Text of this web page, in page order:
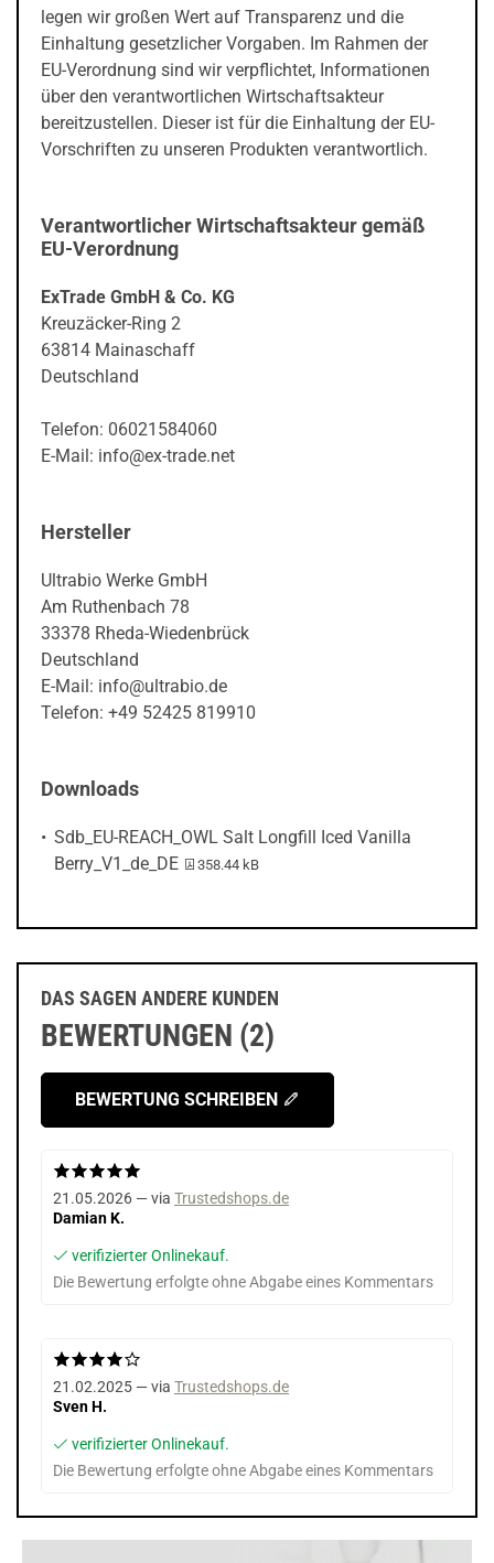
legen wir großen Wert auf Transparenz und die
Einhaltung gesetzlicher Vorgaben. Im Rahmen der
EU-Verordnung sind wir verpflichtet, Informationen
über den verantwortlichen Wirtschaftsakteur
bereitzustellen. Dieser ist für die Einhaltung der EU-
Vorschriften zu unseren Produkten verantwortlich.
Verantwortlicher Wirtschaftsakteur gemäß
EU-Verordnung
ExTrade GmbH & Co. KG
Kreuzäcker-Ring 2
63814 Mainaschaff
Deutschland
Telefon: 06021584060
E-Mail: info@ex-trade.net
Hersteller
Ultrabio Werke GmbH
Am Ruthenbach 78
33378 Rheda-Wiedenbrück
Deutschland
E-Mail: info@ultrabio.de
Telefon: +49 52425 819910
Downloads
Sdb_EU-REACH_OWL Salt Longfill Iced Vanilla
Berry_V1_de_DE
PDF-Datei:
358.44 kB
DAS SAGEN ANDERE KUNDEN
BEWERTUNGEN (2)
BEWERTUNG SCHREIBEN
21.05.2026 — via Trustedshops.de
Damian K.
verifizierter Onlinekauf.
Die Bewertung erfolgte ohne Abgabe eines Kommentars
21.02.2025 — via Trustedshops.de
Sven H.
verifizierter Onlinekauf.
Die Bewertung erfolgte ohne Abgabe eines Kommentars